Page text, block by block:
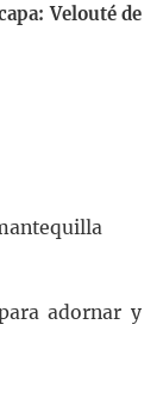
Velouté de
adornar y